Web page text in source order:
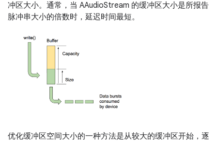
冲区大小。通常，当 AAudioStream 的缓冲区大小是所报告
脉冲串大小的倍数时，延迟时间最短。
优化缓冲区空间大小的一种方法是从较大的缓冲区开始，逐